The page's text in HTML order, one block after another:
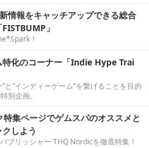
情報をキャッチアップできる総合
」
！
特化のコーナー「Indie Hype Trai
と“インディーゲーム”を繋げることを目的
別企画。
集ページでゲムスパのオススメと
しよう
ブリッシャー THQ Nordicを徹底特集！